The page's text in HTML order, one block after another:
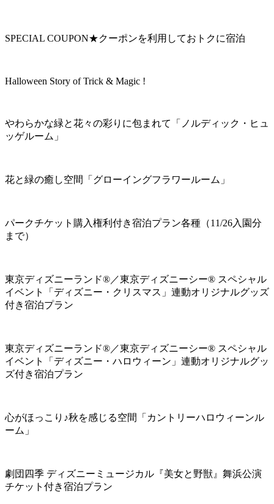
SPECIAL COUPON★クーポンを利用しておトクに宿泊
Halloween Story of Trick & Magic !
やわらかな緑と花々の彩りに包まれて「ノルディック・ヒュ
ッゲルーム」
花と緑の癒し空間「グローイングフラワールーム」
パークチケット購入権利付き宿泊プラン各種（11/26入園分
まで）
東京ディズニーランド®／東京ディズニーシー® スペシャル
イベント「ディズニー・クリスマス」連動オリジナルグッズ
付き宿泊プラン
東京ディズニーランド®／東京ディズニーシー® スペシャル
イベント「ディズニー・ハロウィーン」連動オリジナルグッ
ズ付き宿泊プラン
心がほっこり♪秋を感じる空間「カントリーハロウィーンル
ーム」
劇団四季 ディズニーミュージカル『美女と野獣』舞浜公演
チケット付き宿泊プラン